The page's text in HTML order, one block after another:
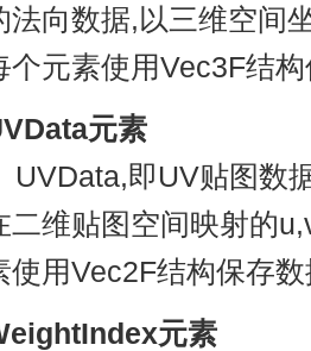
法向数据,以三维空间
个元素使用Vec3F结
元素
即UV贴图数
二维贴图空间映射的
使用Vec2F结构保存
元素